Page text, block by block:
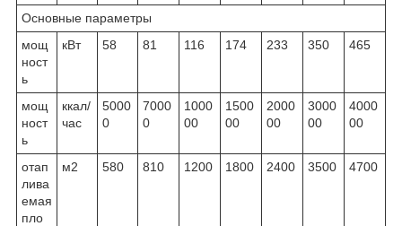
Основные параметры
мощ
ност
ь
кВт 58 81 116 174 233 350 465
мощ
ност
ь
ккал/
час
5000
0
7000
0
1000
00
1500
00
2000
00
3000
00
4000
00
отап
лива
емая
пло
м2 580 810 1200 1800 2400 3500 4700